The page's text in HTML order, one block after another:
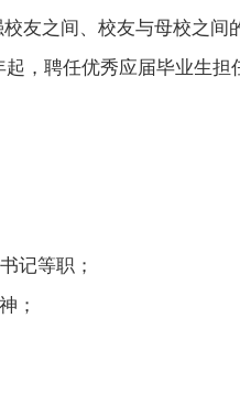
友之间、校友与母校之
起，聘任优秀应届毕业生担
记等职；
；